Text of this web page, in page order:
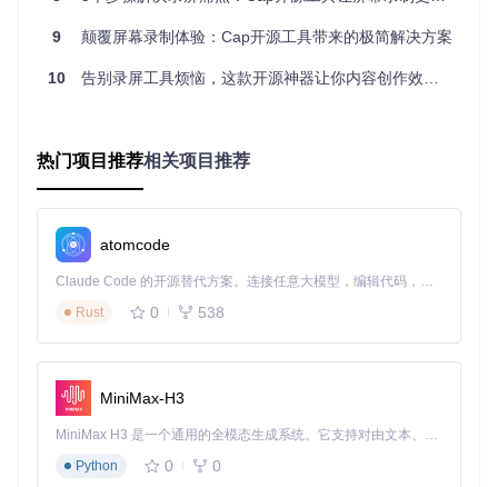
具。无论是软件操作演示、PPT讲解还是代码教学，你都可以
出重点内容
调整音量
适用场景：在线课程制作、软件操作教程、学术讲座录制
软件开发：高效的技术分享与调试
开发者可以利用Cap简化技术沟通流程：
时泄露敏感信息
快捷键控制：通过自定义热键开始/暂停录制，不打断编码
思路
高清光标追踪
：突出显示鼠标操作，让观众清晰跟随操作步
骤
9 颠覆屏幕录制体验：Cap开源工具带来的极简解决方案
10 告别录屏工具烦恼，这款开源神器让你内容创作效率提升3倍
热门项目推荐相关项目推荐
atomcode
Claude Code 的开源替代方案。连接任意大模型，编辑代码，运行命令，自动验证 — 全自动执行。用 Rust 构建，极致性能。 ｜ An open-source alternative to Claude Code. Connect any LLM, edit code, run commands, and verify changes — autonomously. Built in Rust for speed. Get Started
Rust
0 538
MiniMax-H3
MiniMax H3 是一个通用的全模态生成系统。它支持对由文本、图像、视频和音频组成的多模态上下文进行统一理解，并能生成分辨率高达 2K、时长可达 15 秒的带原生立体声音频的视频。得益于面向任务泛化的系统设计，H3 在预训练阶段就已具备广泛的多模态上下文理解与生成能力，能够出色地执行复杂的多模态指令。
Python
0 0